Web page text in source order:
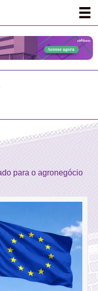
para o agronegócio